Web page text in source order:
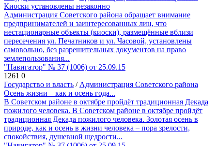
Киоски установлены незаконно
Администрация Советского района обращает внимание
предпринимателей и заинтересованных лиц, что
нестационарные объекты (киоски), размещённые вблизи
пересечения ул. Печатников и ул. Часовой, установлены
самовольно, без разрешительных документов на право
землепользования...
"Навигатор" № 37 (1006) от 25.09.15
1261 0
Государство и власть / Администрация Советского района
Осень жизни – как и осень года...
В Советском районе в октябре пройдёт традиционная Декада
пожилого человека. В Советском районе в октябре пройдёт
традиционная Декада пожилого человека. Золотая осень в
природе, как и осень в жизни человека – пора зрелости,
спокойствия, душевной щедрости...